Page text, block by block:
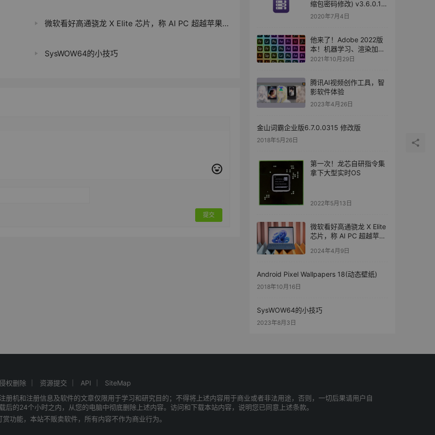
微软看好高通骁龙 X Elite 芯片，称 AI PC 超越苹果 M3 MacBook Air
SysWOW64的小技巧
提交
缩包密码修改) v3.6.0.1
绿色修改版
2020年7月4日
他来了！Adobe 2022版
本！机器学习、渲染加速
统统整上了！
2021年10月29日
腾讯AI视频创作工具，智
影软件体验
2023年4月26日
金山词霸企业版6.7.0.0315 修改版
2018年5月26日
第一次！龙芯自研指令集
拿下大型实时OS
2022年5月13日
微软看好高通骁龙 X Elite
芯片，称 AI PC 超越苹果
2024年4月9日
Android Pixel Wallpapers 18(动态壁纸)
2018年10月16日
SysWOW64的小技巧
2023年8月3日
权删除 资源提交 API
SiteMap
机和注册信息及软件的文章仅限用于学习和研究目的；不得将上述内容用于商业或者非法用途，否则，一切后果请用户自
的24个小时之内，从您的电脑中彻底删除上述内容。访问和下载本站内容，说明您已同意上述条款。
功能，本站不贩卖软件，所有内容不作为商业行为。